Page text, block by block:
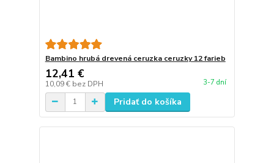
Bambino hrubá drevená ceruzka ceruzky 12 farieb
12,41 €
10,09 € bez DPH 3-7 dní
Pridať do košíka